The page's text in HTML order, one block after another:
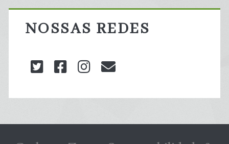
NOSSAS REDES
twitterfacebookinstagram